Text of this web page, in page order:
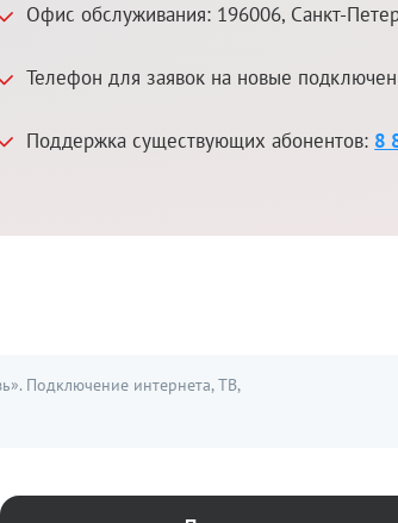
Офис обслуживания: 196006, Санкт-
Телефон для заявок на новые
Поддержка существующих абонентов: 8
Подключение интернета, ТВ,